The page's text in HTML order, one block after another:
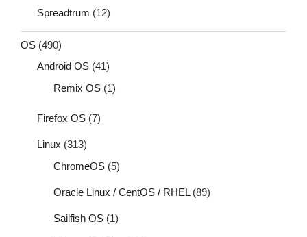
Spreadtrum (12)
OS (490)
Android OS (41)
Remix OS (1)
Firefox OS (7)
Linux (313)
ChromeOS (5)
Oracle Linux / CentOS / RHEL(89)
Sailfish OS (1)